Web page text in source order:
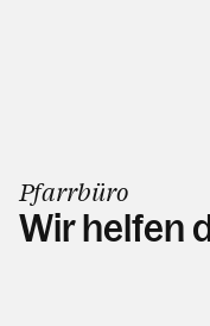
Kontakt
Pfarrbüro
Wir helfen